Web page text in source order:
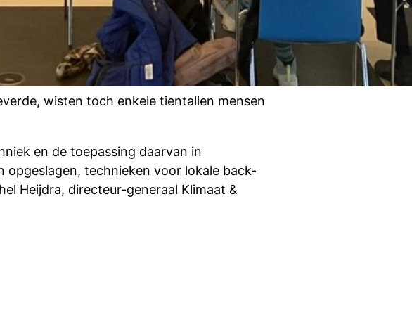
wisten toch enkele tientallen mensen
en de toepassing daarvan in
opgeslagen, technieken voor lokale back-
Heijdra, directeur-generaal Klimaat &